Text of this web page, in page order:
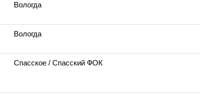
Вологда
Вологда
Спасское / Спасский ФОК